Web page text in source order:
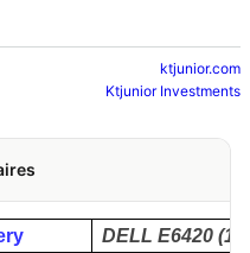
ktjunior.com
Ktjunior Investments
DELL E6420